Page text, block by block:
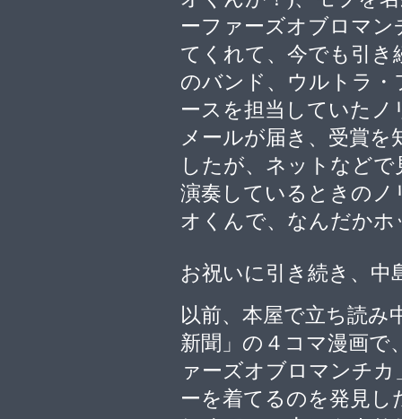
ーファーズオブロマ
てくれて、今でも引
のバンド、ウルトラ
ースを担当していたノ
メールが届き、受賞
したが、ネットなど
演奏しているときの
オくんで、なんだか
お祝いに引き続き、中
以前、本屋で立ち読
新聞」の４コマ漫画で
ァーズオブロマンチ
ーを着てるのを発見